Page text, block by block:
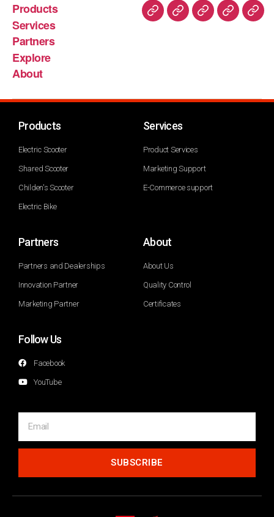
Products
Services
Partners
Explore
About
Products
Electric Scooter
Shared Scooter
Childen's Scooter
Electric Bike
Services
Product Services
Marketing Support
E-Commerce support
Partners
Partners and Dealerships
Innovation Partner
Marketing Partner
About
About Us
Quality Control
Certificates
Follow Us
Facebook
YouTube
SUBSCRIBE